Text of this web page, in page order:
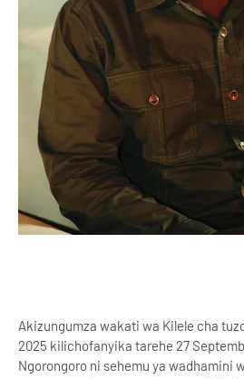
Akizungumza wakati wa Kilele cha
2025 kilichofanyika tarehe 27
Ngorongoro ni sehemu ya wadhamini